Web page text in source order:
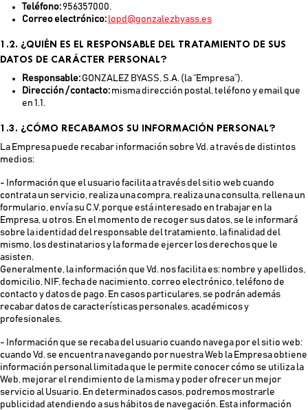
Teléfono:956357000.
Correo electrónico: lopd@gonzalezbyass.es
1.2. ¿QUIÉN ES EL RESPONSABLE DEL TRATAMIENTO DE SUS
DATOS DE CARÁCTER PERSONAL?
Responsable: GONZALEZ BYASS, S.A. (la “Empresa”).
Dirección / contacto: misma dirección postal, teléfono y email que
en 1.1.
1.3. ¿CÓMO RECABAMOS SU INFORMACIÓN PERSONAL?
La Empresa puede recabar información sobre Vd. a través de distintos
medios:
- Información que el usuario facilita a través del sitio web cuando
contrata un servicio, realiza una compra, realiza una consulta, rellena un
formulario, envía su C.V. porque está interesado en trabajar en la
Empresa, u otros. En el momento de recoger sus datos, se le informará
sobre la identidad del responsable del tratamiento, la finalidad del
mismo, los destinatarios y la forma de ejercer los derechos que le
asisten.
Generalmente, la información que Vd. nos facilita es: nombre y apellidos,
domicilio, NIF, fecha de nacimiento, correo electrónico, teléfono de
contacto y datos de pago. En casos particulares, se podrán además
recabar datos de características personales, académicos y
profesionales.
- Información que se recaba del usuario cuando navega por el sitio web:
cuando Vd. se encuentra navegando por nuestra Web la Empresa obtiene
información personal limitada que le permite conocer cómo se utiliza la
Web, mejorar el rendimiento de la misma y poder ofrecer un mejor
servicio al Usuario. En determinados casos, podremos mostrarle
publicidad atendiendo a sus hábitos de navegación. Esta información